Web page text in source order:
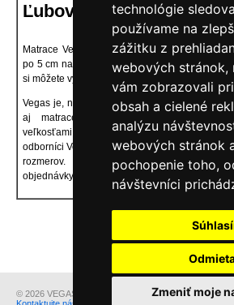
technológie
používame na
zážitku z
webových stránok,
vám zobrazovali
obsah a cielené
analýzu
webových stránok
pochopenie toho,
návštevníci
Zmeniť moje
Ľubovoľné rozmery
Matrace Vegas ponúkame v 30 štandardných
po 5 cm na dĺžku a 10 cm na šírku matraca. Z
si môžete vybrať požadovaný model matraca
Vegas je, na rozdiel od mnohých iných
aj matrace neštandardných rozmerov. Ak
veľkosťami nemôžete nájsť matrace
odborníci Vegas sú pripravení vyrobiť matrac
rozmerov. Tomu predchádza výpočet
objednávky.
© 2026 VEGAS Group s.r.o..